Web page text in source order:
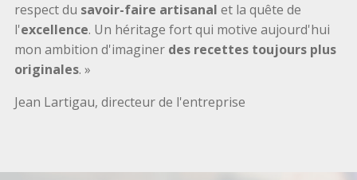
respect du savoir-faire artisanal et la quête de
l'excellence. Un héritage fort qui motive aujourd'hui
mon ambition d'imaginer des recettes toujours plus
originales. »
Jean Lartigau, directeur de l'entreprise